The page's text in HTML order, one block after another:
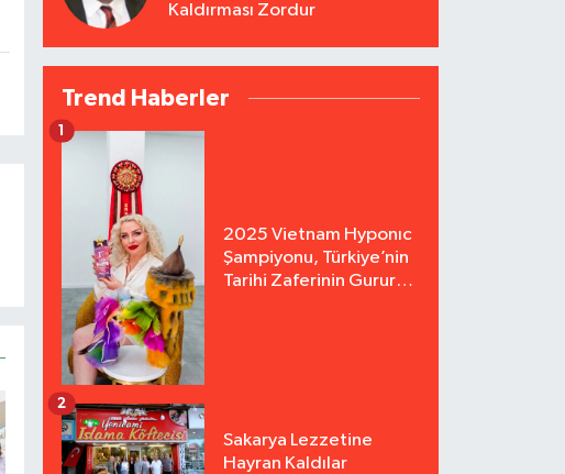
Kaldırması Zordur
Trend Haberler
2025 Vietnam Hyponıc
Şampiyonu, Türkiye’nin
Tarihi Zaferinin Gururu
1
Sakarya Lezzetine
Hayran Kaldılar
2